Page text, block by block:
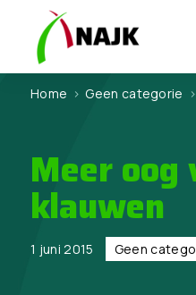
Home > Geen categorie >
Meer oog
klauwen
1 juni 2015 Geen